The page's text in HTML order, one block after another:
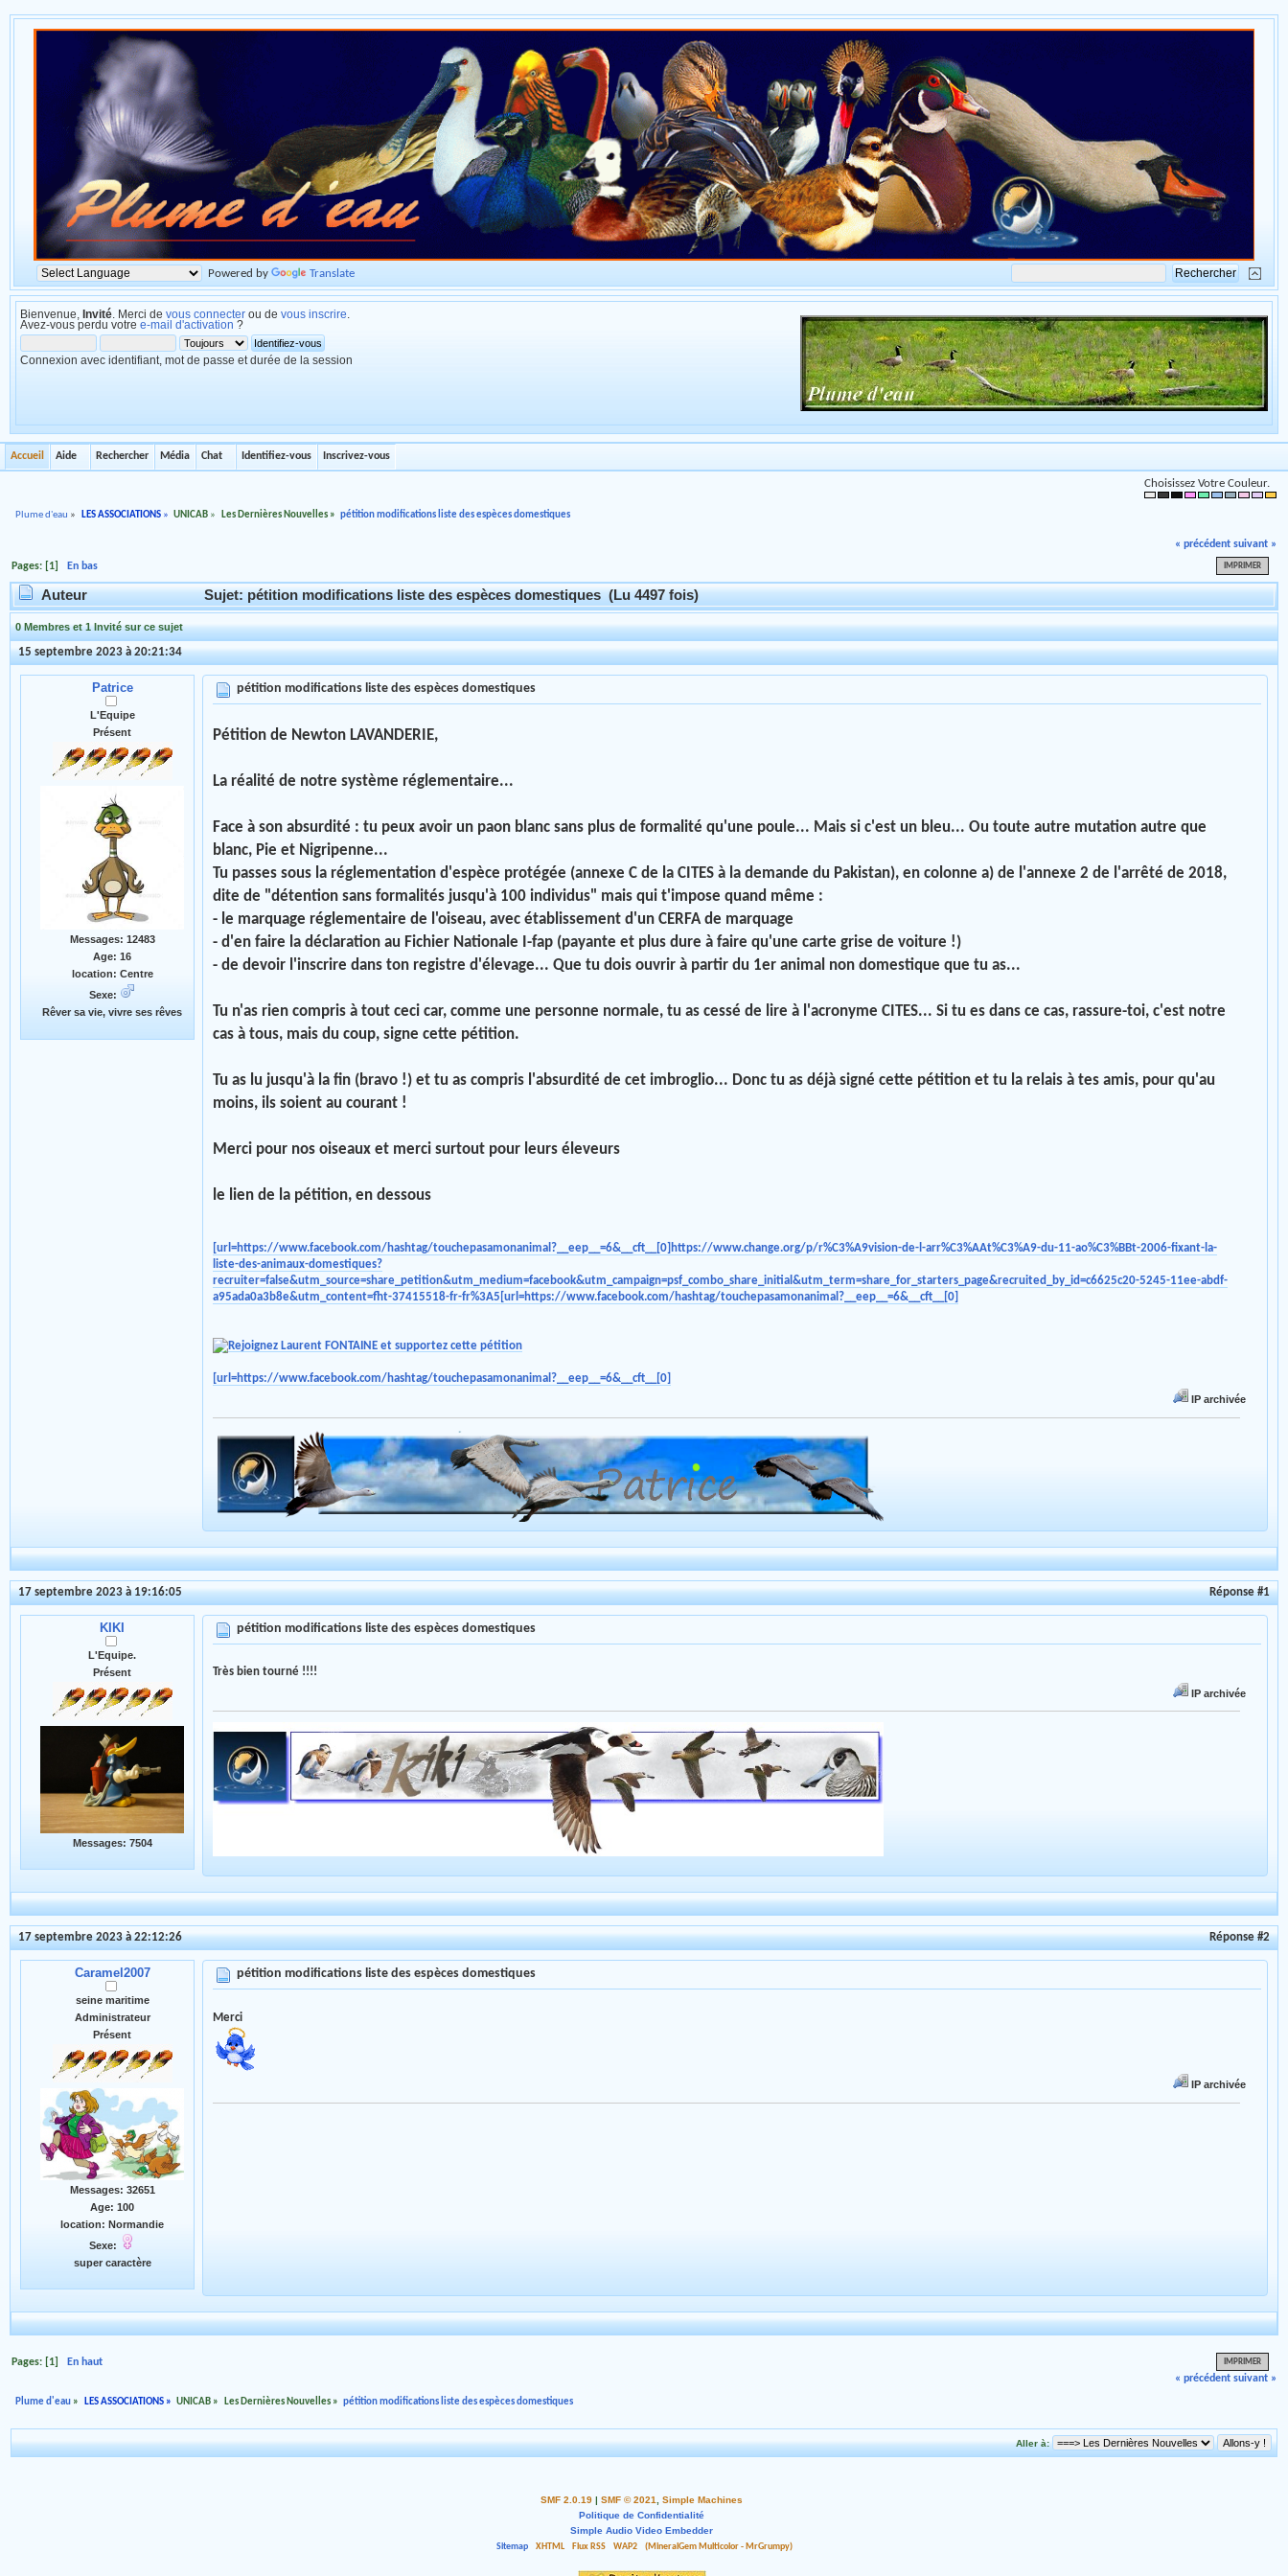
Powered by Translate
Bienvenue, Invité . Merci de vous connecter ou de vous inscrire
Avez-vous perdu votre e-mail d'activation ?
Connexion avec identifiant, mot de passe et durée de la session
Accueil Aide Rechercher Média Chat Identifiez-vous Inscrivez-vous
Choisissez Votre Couleur.
Plume d'eau » LES ASSOCIATIONS» UNICAB » Les Dernières Nouvelles» pétition modifications liste des espèces domestiques
« précédent suivant »
IMPRIMER
Pages: [1] En bas
Auteur Sujet: pétition modifications liste des espèces domestiques (Lu 4497 fois)
0 Membres et 1 Invité sur ce sujet
15 septembre 2023 à 20:21:34
Patrice
L'Equipe
Présent
Messages: 12483
Age: 16
location: Centre
Sexe:
Rêver sa vie, vivre ses rêves
pétition modifications liste des espèces domestiques
Pétition de Newton LAVANDERIE,
La réalité de notre système réglementaire...
Face à son absurdité : tu peux avoir un paon blanc sans plus de formalité qu'une poule... Mais si c'est un bleu... Ou toute autre mutation autre que
blanc, Pie et Nigripenne...
Tu passes sous la réglementation d'espèce protégée (annexe C de la CITES à la demande du Pakistan), en colonne a) de l'annexe 2 de l'arrêté de 2018,
dite de "détention sans formalités jusqu'à 100 individus" mais qui t'impose quand même :
- le marquage réglementaire de l'oiseau, avec établissement d'un CERFA de marquage
- d'en faire la déclaration au Fichier Nationale I-fap (payante et plus dure à faire qu'une carte grise de voiture !)
- de devoir l'inscrire dans ton registre d'élevage... Que tu dois ouvrir à partir du 1er animal non domestique que tu as...
Tu n'as rien compris à tout ceci car, comme une personne normale, tu as cessé de lire à l'acronyme CITES... Si tu es dans ce cas, rassure-toi, c'est notre
cas à tous, mais du coup, signe cette pétition.
Tu as lu jusqu'à la fin (bravo !) et tu as compris l'absurdité de cet imbroglio... Donc tu as déjà signé cette pétition et tu la relais à tes amis, pour qu'au
moins, ils soient au courant !
Merci pour nos oiseaux et merci surtout pour leurs éleveurs
le lien de la pétition, en dessous
[url=https://www.facebook.com/hashtag/touchepasamonanimal?__eep__=6&__cft__[0]https://www.change.org/p/r%C3%A9vision-de-l-arr%C3%AAt%C3%A9-du-11-ao%C3%BBt-2006-fixant-la-
liste-des-animaux-domestiques?
recruiter=false&utm_source=share_petition&utm_medium=facebook&utm_campaign=psf_combo_share_initial&utm_term=share_for_starters_page&recruited_by_id=c6625c20-5245-11ee-abdf-
a95ada0a3b8e&utm_content=fht-37415518-fr-fr%3A5[url=https://www.facebook.com/hashtag/touchepasamonanimal?__eep__=6&__cft__[0]
[url=https://www.facebook.com/hashtag/touchepasamonanimal?__eep__=6&__cft__[0]
IP archivée
17 septembre 2023 à 19:16:05 Réponse #1
KIKI
L'Equipe.
Présent
Messages: 7504
pétition modifications liste des espèces domestiques
Très bien tourné !!!!
IP archivée
17 septembre 2023 à 22:12:26 Réponse #2
Caramel2007
seine maritime
Administrateur
Présent
Messages: 32651
Age: 100
location: Normandie
Sexe:
super caractère
pétition modifications liste des espèces domestiques
Merci
IP archivée
IMPRIMER
Pages: [1]
En haut
« précédent suivant »
Plume d'eau » LES ASSOCIATIONS» UNICAB » Les Dernières Nouvelles» pétition modifications liste des espèces domestiques
Aller à:
SMF 2.0.19 | SMF © 2021
Simple Machines
Politique de Confidentialité
Simple Audio Video Embedder
Sitemap
XHTML Flux RSS WAP2 (MineralGem Multicolor - MrGrumpy)